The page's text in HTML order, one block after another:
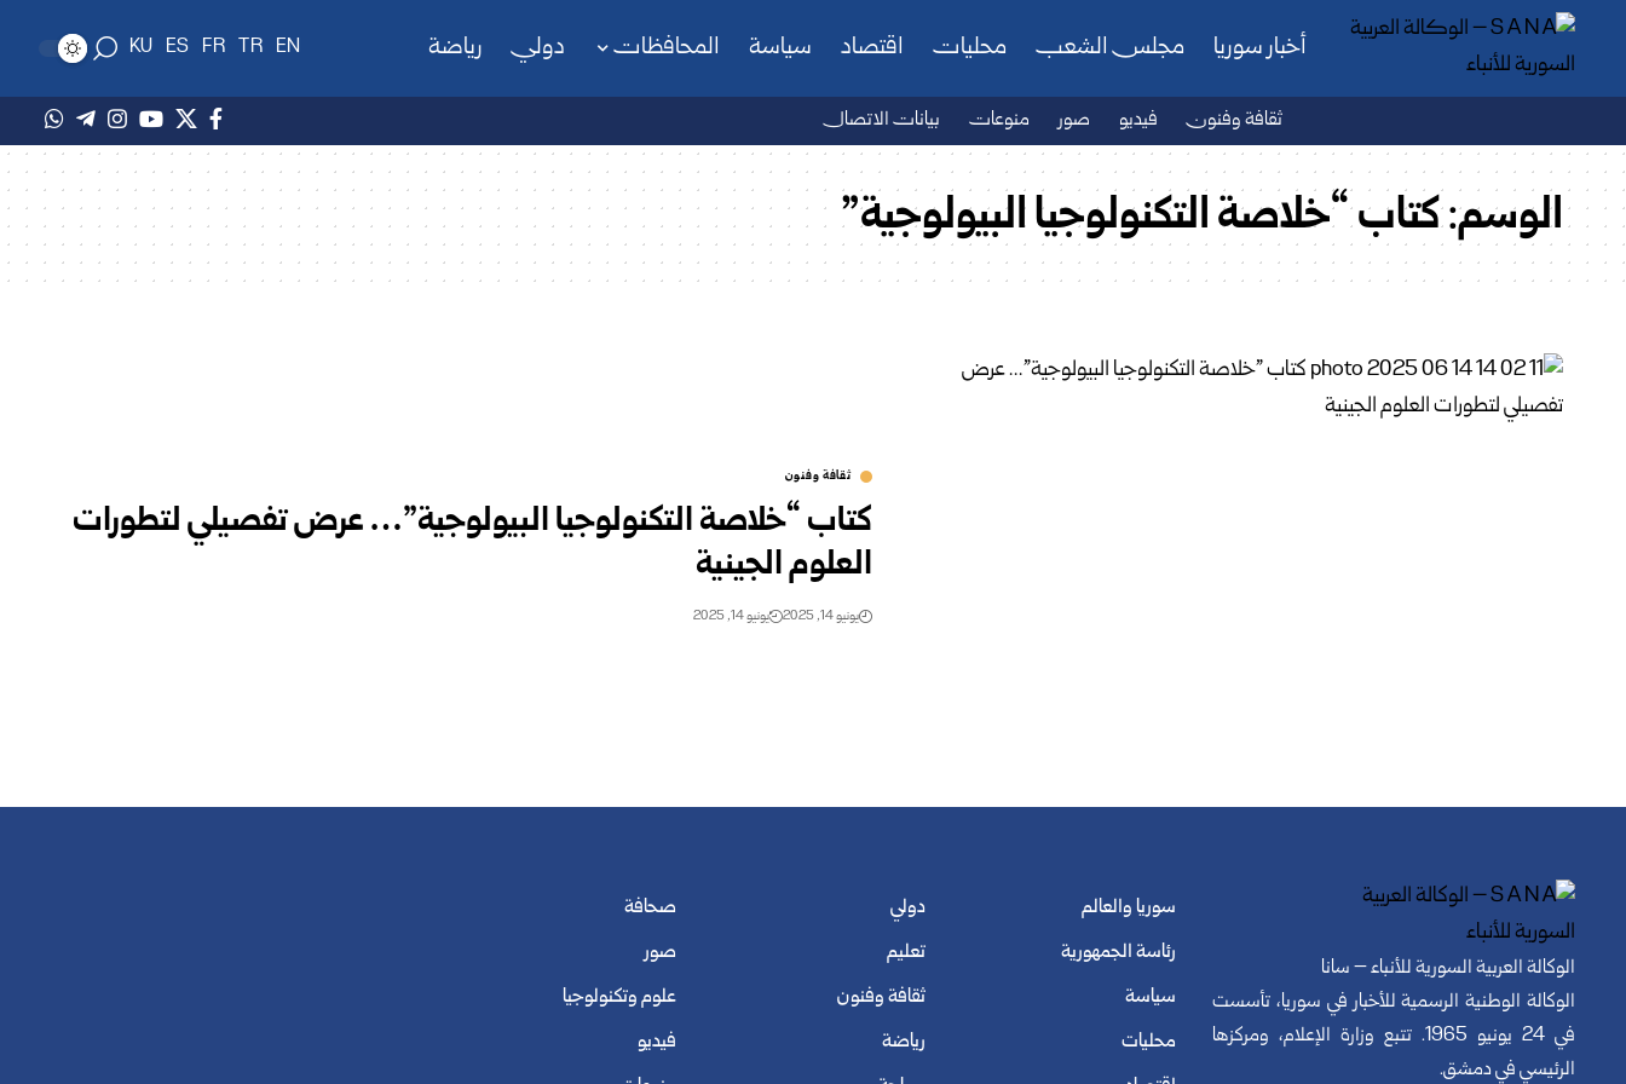
أخبار سوريا مجلس الشعب محليات اقتصاد سياسة المحافظات دولي رياضة EN
TR
FR
ES
KU
ثقافة وفنون فيديو صور منوعات بيانات الاتصال
الوسم:كتاب “خلاصة التكنولوجيا البيولوجية”
ثقافة وفنون
كتاب “خلاصة التكنولوجيا البيولوجية”… عرض تفصيلي لتطورات
العلوم الجينية
يونيو 14, 2025 يونيو 14, 2025
الوكالة العربية السورية للأنباء – سانا
الوكالة الوطنية الرسمية للأخبار في سوريا، تأسست
في 24 يونيو 1965. تتبع وزارة الإعلام، ومركزها
الرئيسي في دمشق.
سوريا والعالم
رئاسة الجمهورية
سياسة
محليات
دولي
تعليم
ثقافة وفنون
رياضة
صحافة
صور
علوم وتكنولوجيا
فيديو